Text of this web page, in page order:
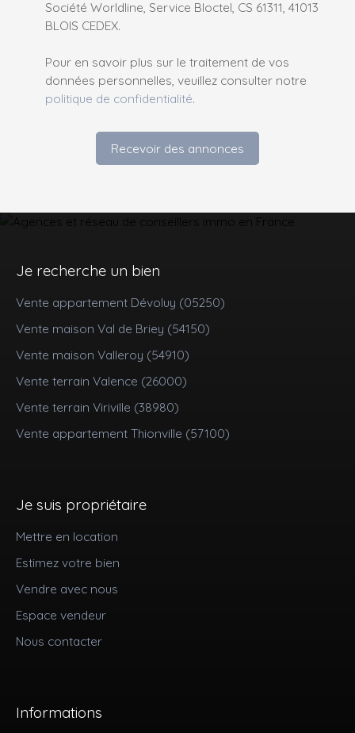
Société Worldline, Service Bloctel, CS 61311, 41013
BLOIS CEDEX.
Pour en savoir plus sur le traitement de vos
données personnelles, veuillez consulter notre
politique de confidentialité.
Recevoir des annonces
Je recherche un bien
Vente appartement Dévoluy (05250)
Vente maison Val de Briey (54150)
Vente maison Valleroy (54910)
Vente terrain Valence (26000)
Vente terrain Viriville (38980)
Vente appartement Thionville (57100)
Je suis propriétaire
Mettre en location
Estimez votre bien
Vendre avec nous
Espace vendeur
Nous contacter
Informations